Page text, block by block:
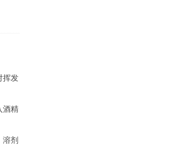
挥发
酒精
剂